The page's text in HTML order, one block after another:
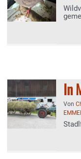
In
Von